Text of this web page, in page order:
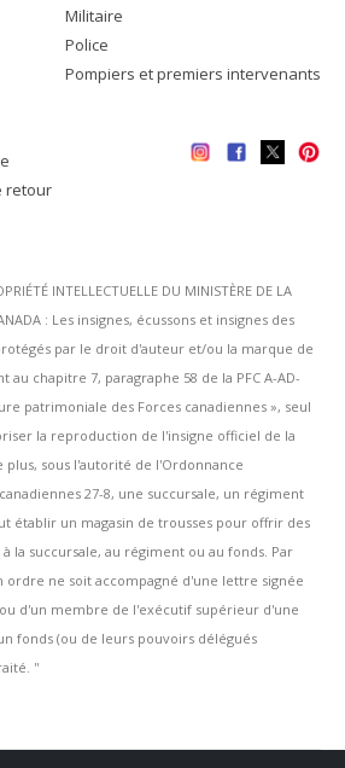
Militaire
Police
Pompiers et premiers intervenants
retour
INTELLECTUELLE DU MINISTÈRE DE LA
: Les insignes, écussons et insignes des
par le droit d'auteur et/ou la marque de
chapitre 7, paragraphe 58 de la PFC A-AD-
patrimoniale des Forces canadiennes », seul
la reproduction de l'insigne officiel de la
sous l'autorité de l'Ordonnance
27-8, une succursale, un régiment
établir un magasin de trousses pour offrir des
la succursale, au régiment ou au fonds. Par
ordre ne soit accompagné d'une lettre signée
d'un membre de l'exécutif supérieur d'une
fonds (ou de leurs pouvoirs délégués
''